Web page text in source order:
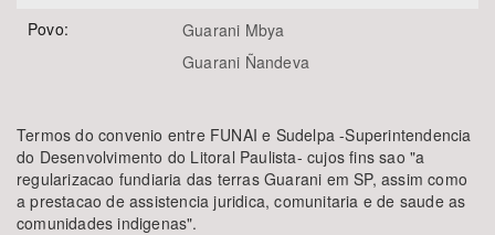
Povo:
Guarani Mbya
Guarani Ñandeva
Termos do convenio entre FUNAI e Sudelpa -Superintendencia
do Desenvolvimento do Litoral Paulista- cujos fins sao "a
regularizacao fundiaria das terras Guarani em SP, assim como
a prestacao de assistencia juridica, comunitaria e de saude as
comunidades indigenas".